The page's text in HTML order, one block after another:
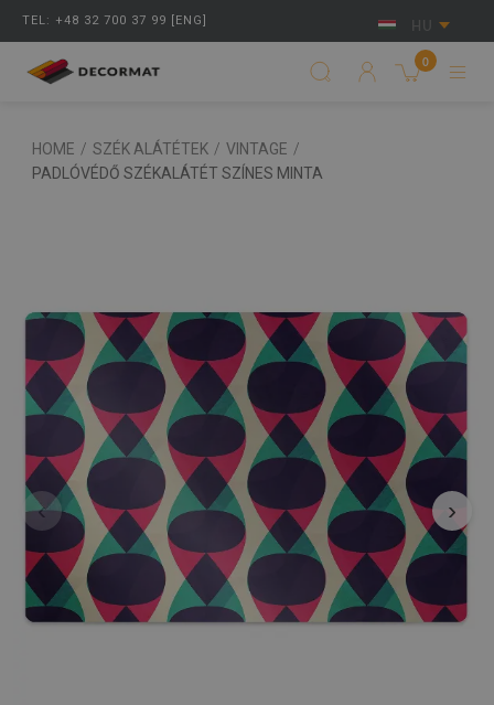
TEL: +48 32 700 37 99 [ENG] HU
0
HOME / SZÉK ALÁTÉTEK / VINTAGE /
PADLÓVÉDŐ SZÉKALÁTÉT SZÍNES MINTA
‹ ›